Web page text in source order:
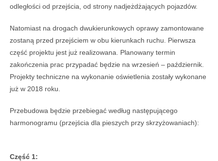
odległości od przejścia, od strony nadjeżdżających pojazdów.
Natomiast na drogach dwukierunkowych oprawy zamontowane
zostaną przed przejściem w obu kierunkach ruchu. Pierwsza
część projektu jest już realizowana. Planowany termin
zakończenia prac przypadać będzie na wrzesień – październik.
Projekty techniczne na wykonanie oświetlenia zostały wykonane
już w 2018 roku.
Przebudowa będzie przebiegać według następującego
harmonogramu (przejścia dla pieszych przy skrzyżowaniach):
Część 1: